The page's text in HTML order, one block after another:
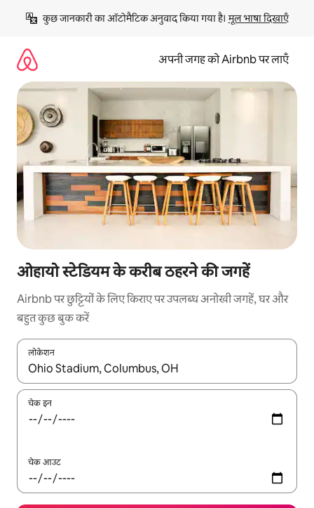
छोड़कर
कॉन्टेंट
कुछ जानकारी का ऑटोमैटिक अनुवाद किया गया है। मूल भाषा दिखाएँ
अपनी जगह को Airbnb पर लाएँ
ओहायो स्टेडियम के करीब ठहरने की जगहें
Airbnb पर छुट्टियों के लिए किराए पर उपलब्ध अनोखी जगहें, घर और
बहुत कुछ बुक करें
लोकेशन
नतीजों के उपलब्ध होने पर, अप और डाउन 'ऐरो की' का इस्तेमाल करके नेविगेट
चेक इन
चेक आउट